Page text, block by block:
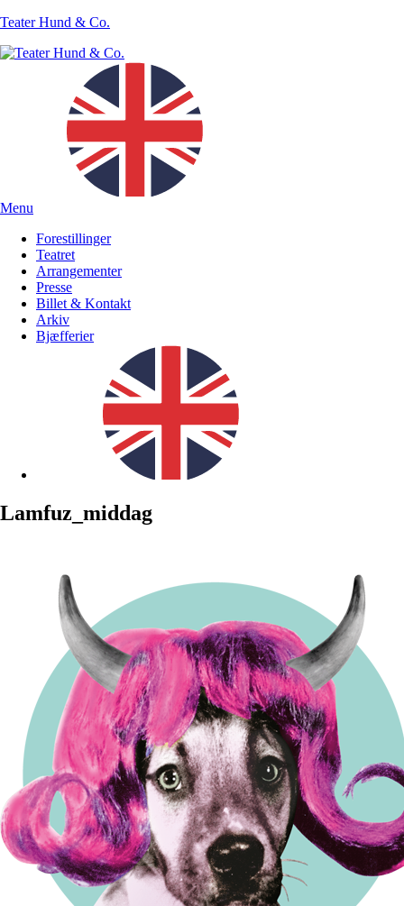
Teater Hund & Co.
Menu
Forestillinger
Teatret
Arrangementer
Presse
Billet & Kontakt
Arkiv
Bjæfferier
Lamfuz_middag